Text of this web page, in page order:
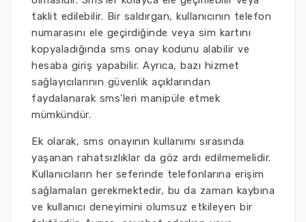
taklit edilebilir. Bir saldırgan, kullanıcının telefon
numarasını ele geçirdiğinde veya sim kartını
kopyaladığında sms onay kodunu alabilir ve
hesaba giriş yapabilir. Ayrıca, bazı hizmet
sağlayıcılarının güvenlik açıklarından
faydalanarak sms'leri manipüle etmek
mümkündür.
Ek olarak, sms onayının kullanımı sırasında
yaşanan rahatsızlıklar da göz ardı edilmemelidir.
Kullanıcıların her seferinde telefonlarına erişim
sağlamaları gerekmektedir, bu da zaman kaybına
ve kullanıcı deneyimini olumsuz etkileyen bir